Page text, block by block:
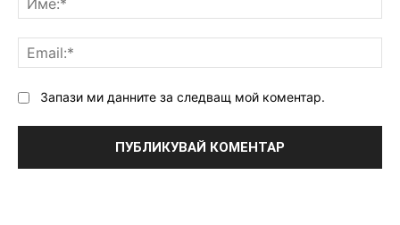
Запази ми данните за следващ мой коментар.